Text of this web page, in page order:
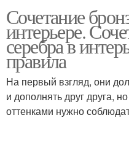
Цветы в интерьере
Сочетание
интерьере.
серебра в
правила
На первый взгляд, они
и дополнять друг друга,
оттенками нужно